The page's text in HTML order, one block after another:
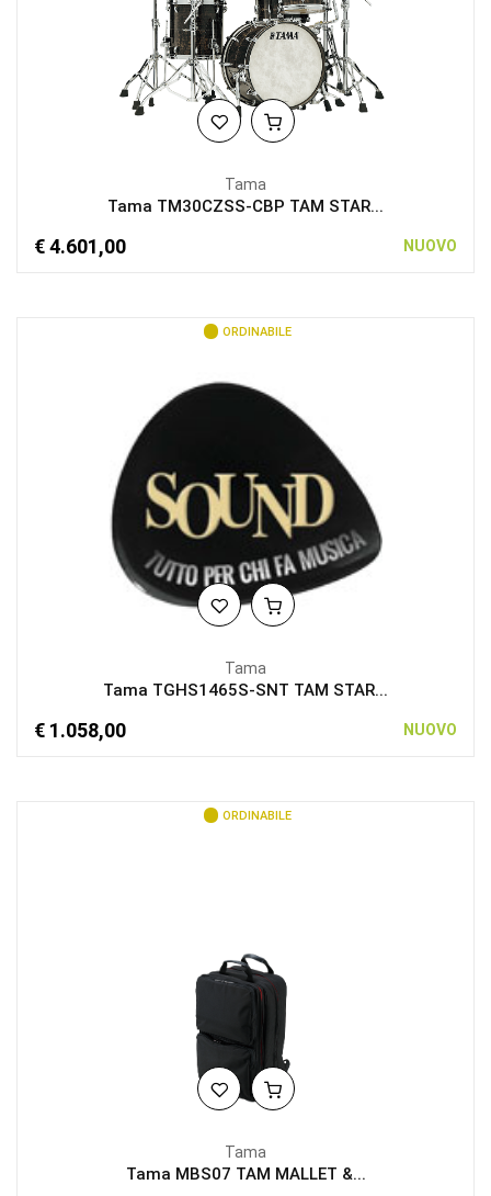
Tama
Tama TM30CZSS-CBP TAM STAR...
€ 4.601,00 NUOVO
ORDINABILE
Tama
Tama TGHS1465S-SNT TAM STAR...
€ 1.058,00 NUOVO
ORDINABILE
Tama
Tama MBS07 TAM MALLET &...